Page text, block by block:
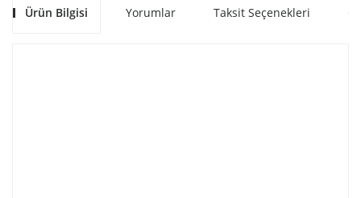
Ürün Bilgisi Yorumlar Taksit Seçenekleri